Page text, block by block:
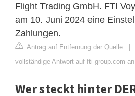
Flight Trading GmbH. FTI
am 10. Juni 2024 eine
Zahlungen.
Antrag auf Entfernung der Quelle |
vollständige Antwort auf fti-group.com an
Wer steckt hinter